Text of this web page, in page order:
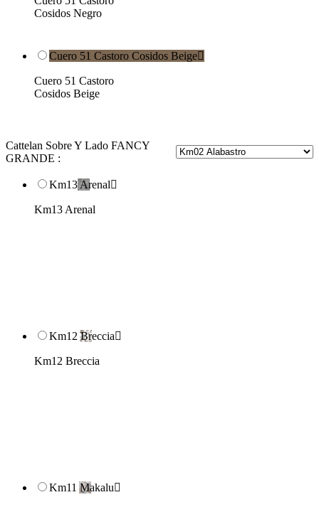
Cosidos Negro
Cuero 51 Castoro Cosidos Beige
Cuero 51 Castoro
Cosidos Beige
Cattelan Sobre Y Lado FANCY
GRANDE :
Km13 Arenal
Km13 Arenal
Km12 Breccia
Km12 Breccia
Km11 Makalu